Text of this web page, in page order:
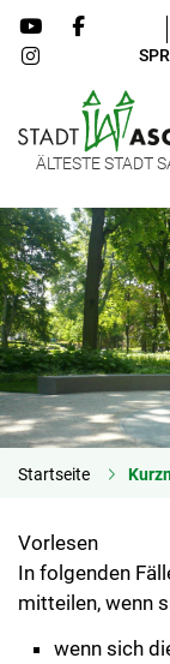
ÄLTESTE STADT
Startseite
Vorlesen
In folgenden
mitteilen, wenn
wenn sich